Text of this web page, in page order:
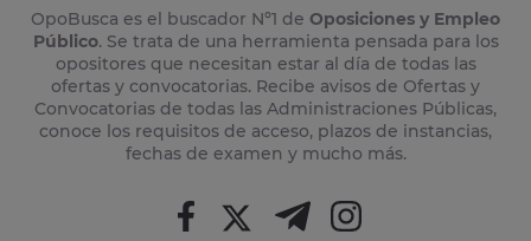
OpoBusca es el buscador Nº1 de Oposiciones y Empleo
Público. Se trata de una herramienta pensada para los
opositores que necesitan estar al día de todas las
ofertas y convocatorias. Recibe avisos de Ofertas y
Convocatorias de todas las Administraciones Públicas,
conoce los requisitos de acceso, plazos de instancias,
fechas de examen y mucho más.